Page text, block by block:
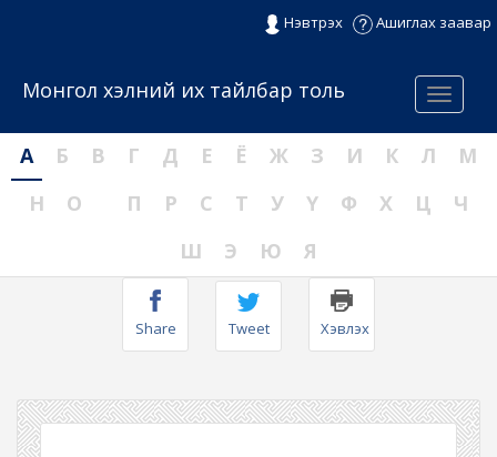
Нэвтрэх Ашиглах заавар
Menu
Монгол хэлний их тайлбар толь
А Б В Г Д Е Ё Ж З И К Л
М
Н
О П Р С Т У Ү Ф Х Ц
Ч
Ш
Э Ю Я
Share Tweet Хэвлэх